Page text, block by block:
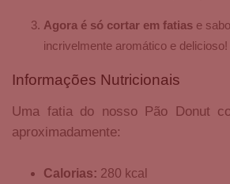
Agora é só cortar em fatias e
incrivelmente aromático e delicioso!
Informações Nutricionais
Uma fatia do nosso Pão Donut
aproximadamente:
Calorias: 280 kcal